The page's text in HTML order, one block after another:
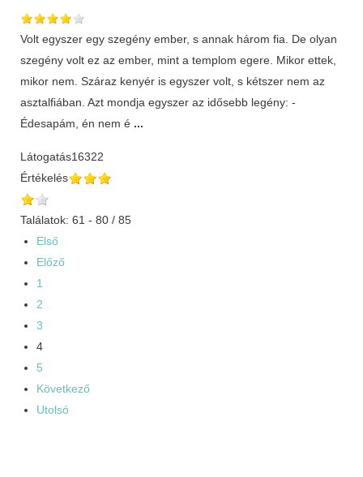
Volt egyszer egy szegény ember, s annak három fia. De olyan
szegény volt ez az ember, mint a templom egere. Mikor ettek,
mikor nem. Száraz kenyér is egyszer volt, s kétszer nem az
asztalfiában. Azt mondja egyszer az idősebb legény: -
Édesapám, én nem é ...
Látogatás16322
Értékelés
Találatok: 61 - 80 / 85
Első
Előző
1
2
3
4
5
Következő
Utolsó